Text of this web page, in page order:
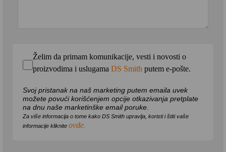
Želim da primam komunikacije, vesti i novosti o
proizvodima i uslugama DS Smith putem e-pošte.
Svoj pristanak na naš marketing putem emaila uvek
možete povući korišćenjem opcije otkazivanja pretplate
na dnu naše marketinške email poruke.
Za više informacija o tome kako DS Smith upravlja, koristi i štiti vaše
informacije kliknite ovde